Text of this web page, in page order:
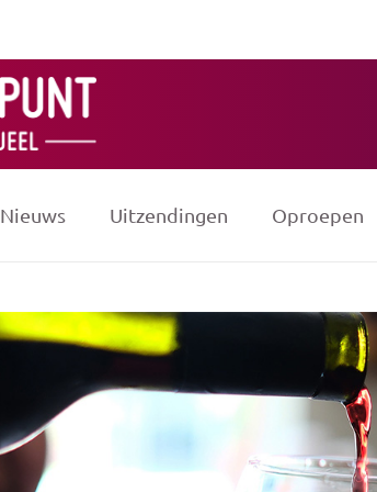
Nieuws Uitzendingen Oproepen